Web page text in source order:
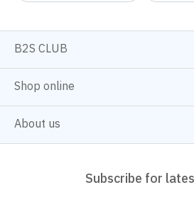
B2S CLUB
Shop online
About us
Subscribe for